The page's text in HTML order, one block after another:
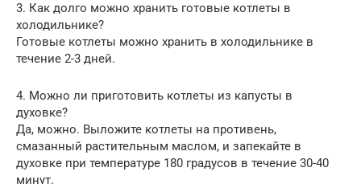
3. Как долго можно хранить готовые котлеты в
холодильнике?
Готовые котлеты можно хранить в холодильнике в
течение 2-3 дней.
4. Можно ли приготовить котлеты из капусты в
духовке?
Да, можно. Выложите котлеты на противень,
смазанный растительным маслом, и запекайте в
духовке при температуре 180 градусов в течение 30-40
минут.